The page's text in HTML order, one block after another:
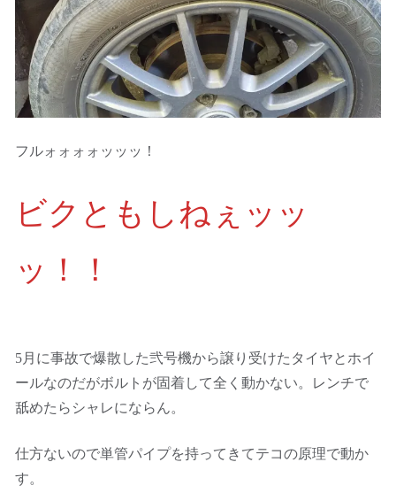
フルォォォォッッッ！
ビクともしねぇッッ
ッ！！
5月に事故で爆散した弐号機から譲り受けたタイヤとホイ
ールなのだがボルトが固着して全く動かない。レンチで
舐めたらシャレにならん。
仕方ないので単管パイプを持ってきてテコの原理で動か
す。